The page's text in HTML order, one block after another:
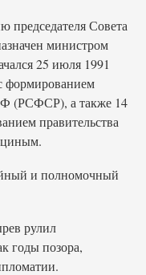
председателя Совета
министром
25 июля 1991
формированием
(РСФСР), а также 14
правительства
и полномочный
рулил
годы позора,